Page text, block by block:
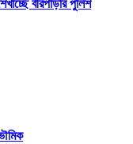
বীরপাড়ার পুলিশ